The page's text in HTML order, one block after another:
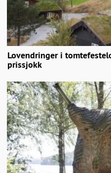
Lovendringer i
prissjokk